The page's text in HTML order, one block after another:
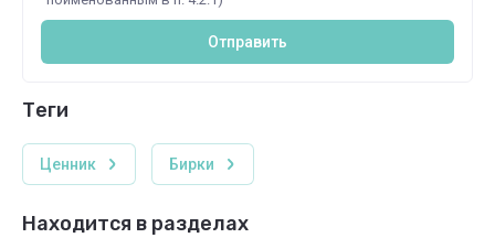
Отправить
теги
Ценник Бирки
Находится в разделах